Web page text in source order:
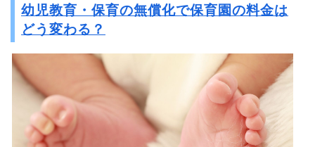
幼児教育・保育の無償化で保育園の料金は
どう変わる？